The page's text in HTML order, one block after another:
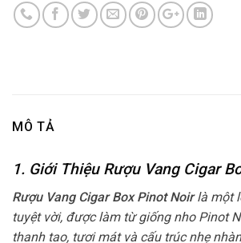
MÔ TẢ
1. Giới Thiệu Rượu Vang Cigar
Rượu Vang Cigar Box Pinot Noirlà một
tuyệt vời, được làm từ giống nho Pinot
thanh tao, tươi mát và cấu trúc nhẹ